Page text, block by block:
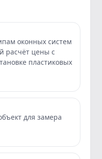
оконных систем
расчёт цены с
пластиковых
для замера